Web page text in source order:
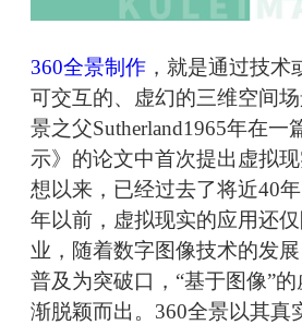
360全景制作 ，就是通过技
可交互的、虚幻的三维空间
景之父Sutherland1965年在一
示》的论文中首次提出虚拟
想以来，已经过去了将近40
年以前，虚拟现实的应用还
业，随着数字图像技术的发
普及为突破口，“基于图像”
渐脱颖而出。360全景以其真